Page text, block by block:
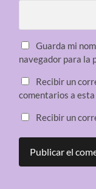
Guarda mi
navegador para la
Recibir un
comentarios a esta
Recibir un